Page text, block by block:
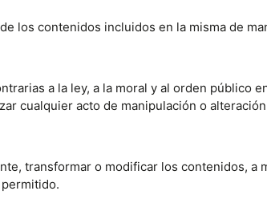
los contenidos incluidos en la misma de
a la ley, a la moral y al orden público
cualquier acto de manipulación o
transformar o modificar los contenidos,